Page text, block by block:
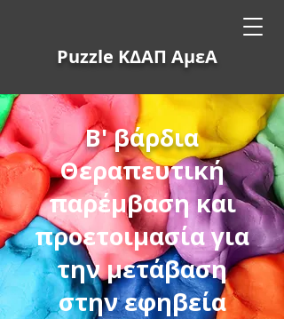
Puzzle ΚΔΑΠ ΑμεΑ
Β' βάρδια
Θεραπευτική
παρέμβαση και
προετοιμασία για
την μετάβαση
στην εφηβεία